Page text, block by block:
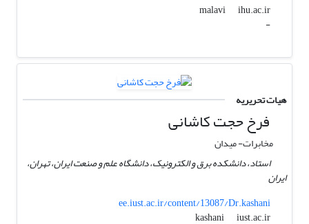
malavi
ihu.ac.ir
-
هیات تحریریه
فرخ حجت کاشانی
مخابرات- میدان
استاد، دانشکده برق و الکترونیک، دانشگاه علم و صنعت ایران، تهران،
ایران
ee.iust.ac.ir/content/13087/Dr.kashani
kashani
iust.ac.ir